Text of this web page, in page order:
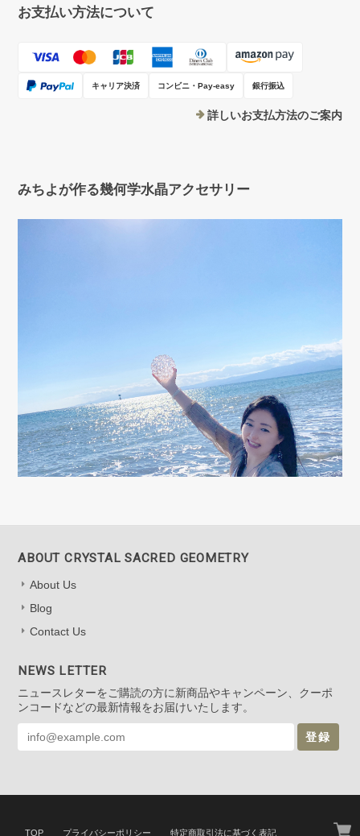
お支払い方法について
キャリア決済 コンビニ・Pay-easy 銀行振込
詳しいお支払方法のご案内
みちよが作る幾何学水晶アクセサリー
ABOUT CRYSTAL SACRED GEOMETRY
About Us
Blog
Contact Us
NEWS LETTER
ニュースレターをご購読の方に新商品やキャンペーン、クーポ
ンコードなどの最新情報をお届けいたします。
登録
TOP プライバシーポリシー 特定商取引法に基づく表記